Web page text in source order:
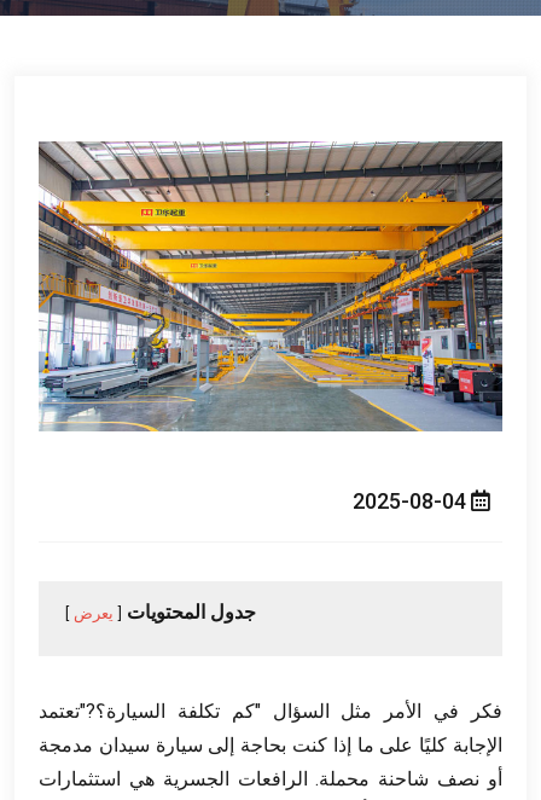
جدول المحتويات يعرض
فكر في الأمر مثل السؤال "كم تكلفة السيارة؟?"تعتمد
الإجابة كليًا على ما إذا كنت بحاجة إلى سيارة سيدان مدمجة
أو نصف شاحنة محملة. الرافعات الجسرية هي استثمارات